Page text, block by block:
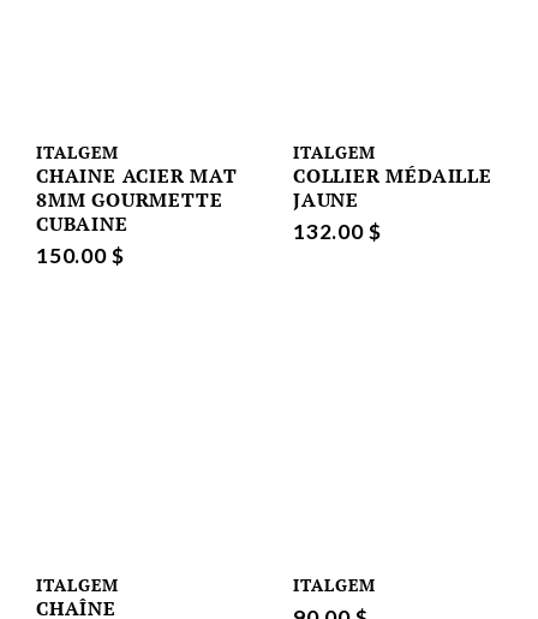
ITALGEM
CHAINE ACIER MAT
8MM GOURMETTE
CUBAINE
150.00 $
ITALGEM
COLLIER MÉDAILLE
JAUNE
132.00 $
ITALGEM
CHAÎNE
ITALGEM